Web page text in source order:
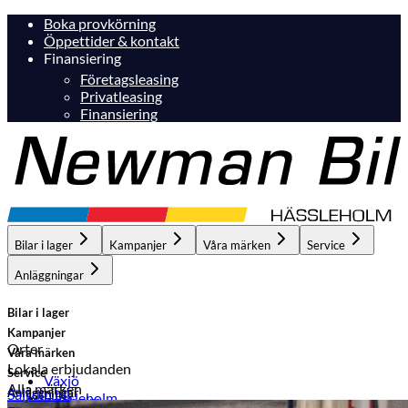
Boka provkörning
Öppettider & kontakt
Finansiering
Företagsleasing
Privatleasing
Finansiering
Bilar i lager Kampanjer Våra märken Service
Anläggningar
Bilar i lager
Orter
Växjö
Hässleholm
Kampanjer
Lokala erbjudanden
Hässleholm
Våra märken
Alla märken
Service
Anläggningar
Sälj din bil